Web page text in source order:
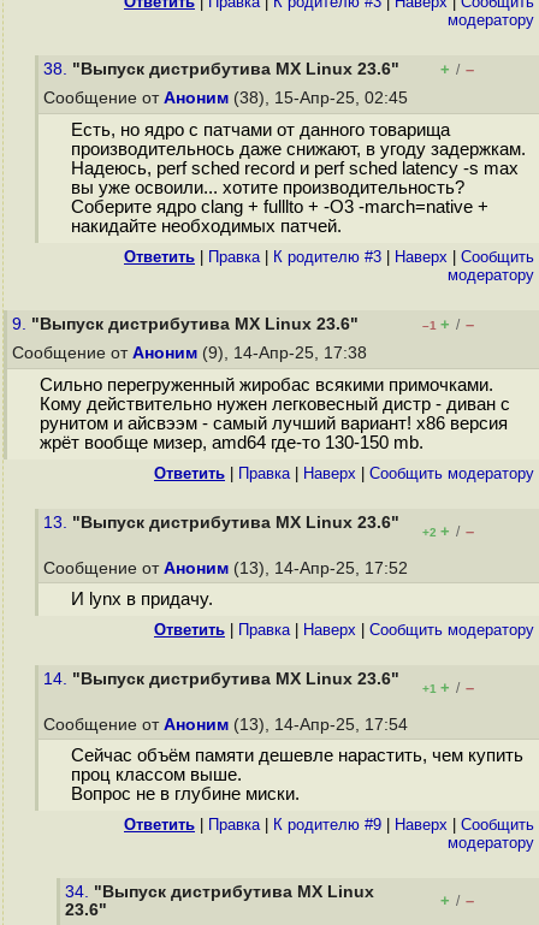
модератору
38. "Выпуск дистрибутива MX Linux 23.6" + / –
Сообщение от Аноним (38), 15-Апр-25, 02:45
Есть, но ядро с патчами от данного товарища
производительнось даже снижают, в угоду задержкам.
Надеюсь, perf sched record и perf sched latency -s max
вы уже освоили... хотите производительность?
Соберите ядро clang + fulllto + -O3 -march=native +
накидайте необходимых патчей.
Ответить Правка| К родителю #3 Наверх
Cообщить
модератору
9. "Выпуск дистрибутива MX Linux 23.6" –1 + / –
Сообщение от Аноним (9), 14-Апр-25, 17:38
Сильно перегруженный жиробас всякими примочками.
Кому действительно нужен легковесный дистр - диван с
рунитом и айсвээм - самый лучший вариант! x86 версия
жрёт вообще мизер, amd64 где-то 130-150 mb.
Ответить Правка| Наверх Cообщить модератору
13. "Выпуск дистрибутива MX Linux 23.6"
+2 + / –
Сообщение от Аноним (13), 14-Апр-25, 17:52
И lynx в придачу.
Ответить Правка| Наверх Cообщить модератору
14. "Выпуск дистрибутива MX Linux 23.6"
+1 + / –
Сообщение от Аноним (13), 14-Апр-25, 17:54
Сейчас объём памяти дешевле нарастить, чем купить
проц классом выше.
Вопрос не в глубине миски.
Ответить Правка| К родителю #9 Наверх
Cообщить
модератору
34. "Выпуск дистрибутива MX Linux
23.6"
+ / –